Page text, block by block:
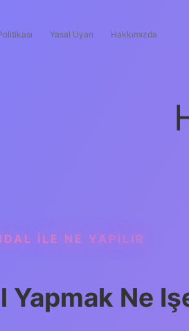
Yasal Uyarı Hakkımızda
ILE NE YAPILIR
Yapmak Ne